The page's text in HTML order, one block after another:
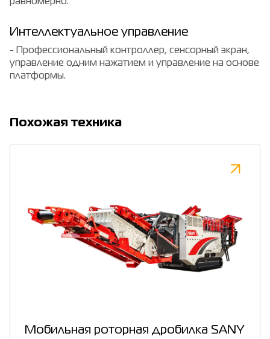
равномерно.
Интеллектуальное управление
- Профессиональный контроллер, сенсорный экран,
управление одним нажатием и управление на основе
платформы.
Похожая техника
Мобильная роторная дробилка SANY